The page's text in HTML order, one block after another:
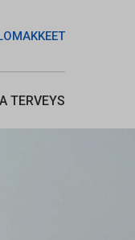
TERVEYS